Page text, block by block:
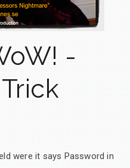
-
were it says Password in